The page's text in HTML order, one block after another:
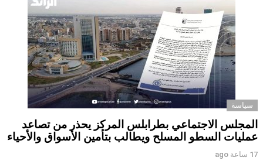
سياسة
المجلس الاجتماعي بطرابلس المركز يحذر من تصاعد
عمليات السطو المسلح ويطالب بتأمين الأسواق والأحياء
17 ساعة ago